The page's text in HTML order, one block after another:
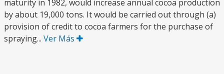
maturity in 1982, would increase annual cocoa production
by about 19,000 tons. It would be carried out through (a)
provision of credit to cocoa farmers for the purchase of
spraying... Ver Más